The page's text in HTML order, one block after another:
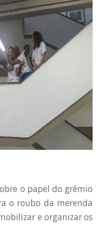
o papel do grêmio
o roubo da merenda
e organizar os